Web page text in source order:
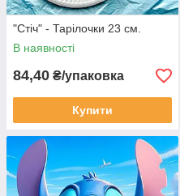
"Стіч" - Тарілочки 23 см.
В наявності
84,40 ₴/упаковка
Купити